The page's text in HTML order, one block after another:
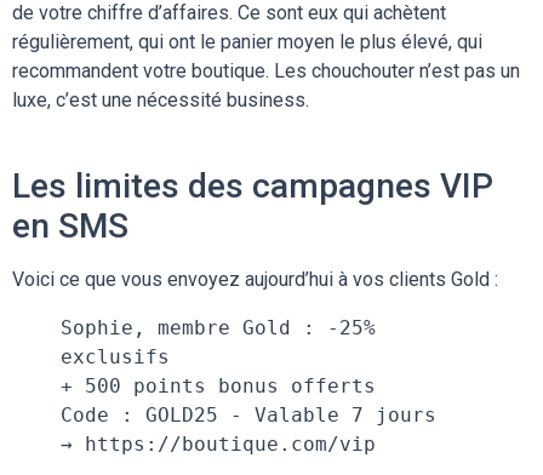
de votre chiffre d’affaires. Ce sont eux qui achètent
régulièrement, qui ont le panier moyen le plus élevé, qui
recommandent votre boutique. Les chouchouter n’est pas un
luxe, c’est une nécessité business.
Les limites des campagnes VIP
en SMS
Voici ce que vous envoyez aujourd’hui à vos clients Gold :
Sophie, membre Gold : -25%
exclusifs
+ 500 points bonus offerts
Code : GOLD25 - Valable 7 jours
→ https://boutique.com/vip